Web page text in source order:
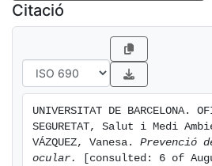
Citació
UNIVERSITAT DE BARCELONA.
SEGURETAT, Salut i Medi
VÁZQUEZ, Vanesa. Prevenció
ocular.
[consulted: 6 of